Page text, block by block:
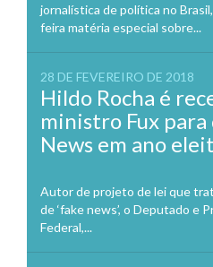
jornalística de política no
feira matéria especial sobre...
28 DE FEVEREIRO DE 2018
Hildo Rocha é
ministro Fux
News em ano
Autor de projeto de lei que
de ‘fake news’, o Deputado e
Federal,...